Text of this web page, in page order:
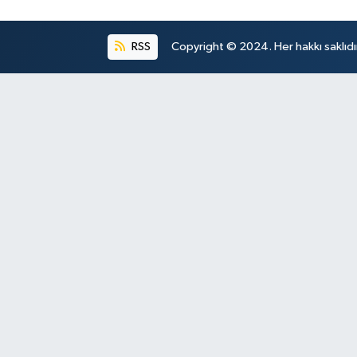
RSS Copyright © 2024. Her hakkı